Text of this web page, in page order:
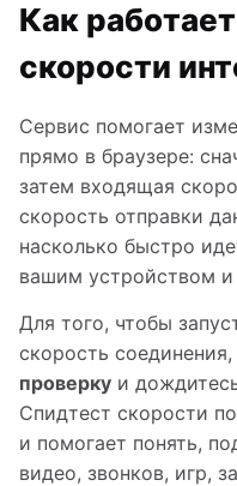
Как
скорости
Сервис помогает
прямо в браузере:
затем входящая
скорость отправки
насколько быстро
вашим устройством и
Для того, чтобы
скорость
проверку и
Cпидтест скорости
и помогает понять,
видео, звонков, игр,